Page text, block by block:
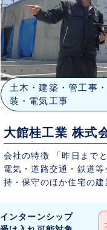
土木・建築・管工事
装・電気工事
大館桂工業 株式
会社の特徴 「昨日まで
電気・道路交通・鉄道
持・保守のほか住宅の
インターンシップ